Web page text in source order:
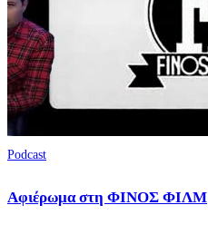
Podcast
Αφιέρωμα στη ΦΙΝΟΣ ΦΙΛΜ